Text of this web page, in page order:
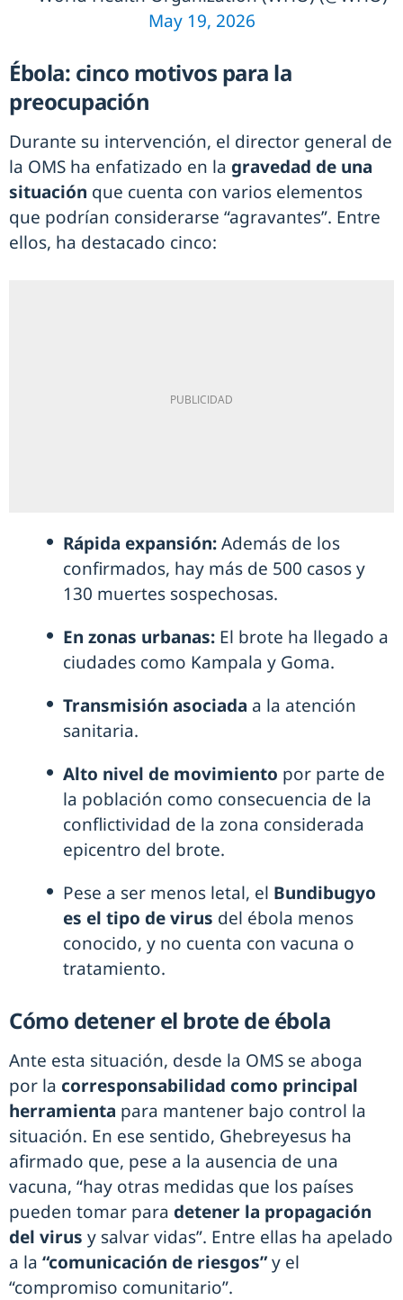
May 19, 2026
Ébola: cinco motivos para la
preocupación
Durante su intervención, el director general de
la OMS ha enfatizado en la gravedad de una
situación que cuenta con varios elementos
que podrían considerarse “agravantes”. Entre
ellos, ha destacado cinco:
Rápida expansión:Además de los
confirmados, hay más de 500 casos y
130 muertes sospechosas.
En zonas urbanas: El brote ha llegado a
ciudades como Kampala y Goma.
Transmisión asociada a la atención
sanitaria.
Alto nivel de movimiento por parte de
la población como consecuencia de la
conflictividad de la zona considerada
epicentro del brote.
Pese a ser menos letal, el Bundibugyo
es el tipo de virus del ébola menos
conocido, y no cuenta con vacuna o
tratamiento.
Cómo detener el brote de ébola
Ante esta situación, desde la OMS se aboga
por la corresponsabilidad como principal
herramienta para mantener bajo control la
situación. En ese sentido, Ghebreyesus ha
afirmado que, pese a la ausencia de una
vacuna, “hay otras medidas que los países
pueden tomar para detener la propagación
del virus y salvar vidas”. Entre ellas ha apelado
a la “comunicación de riesgos”y el
“compromiso comunitario”.